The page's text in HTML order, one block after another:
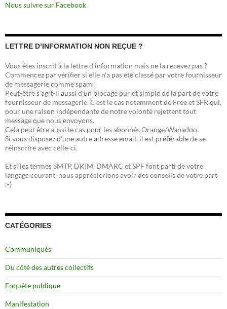
Nous suivre sur Facebook
LETTRE D’INFORMATION NON REÇUE ?
Vous êtes inscrit à la lettre d'information mais ne la recevez pas ?
Commencez par vérifier si elle n'a pas été classé par votre fournisseur
de messagerie comme spam !
Peut-être s'agit-il aussi d'un blocage pur et simple de la part de votre
fournisseur de messagerie. C'est le cas notamment de Free et SFR qui,
pour une raison indépendante de notre volonté rejettent tout
message que nous envoyons.
Cela peut être aussi le cas pour les abonnés Orange/Wanadoo.
Si vous disposez d'une autre adresse email, il est préférable de se
réinscrire avec celle-ci.
Et si les termes SMTP, DKIM, DMARC et SPF font parti de votre
langage courant, nous apprécierions avoir des conseils de votre part
;-)
CATÉGORIES
Communiqués
Du côté des autres collectifs
Enquête publique
Manifestation